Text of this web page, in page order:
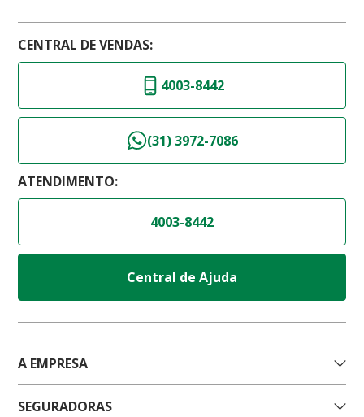
CENTRAL DE VENDAS:
4003-8442
(31) 3972-7086
ATENDIMENTO:
4003-8442
Central de Ajuda
A EMPRESA
SEGURADORAS